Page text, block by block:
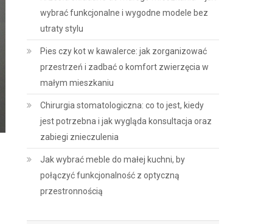
wybrać funkcjonalne i wygodne modele bez
utraty stylu
Pies czy kot w kawalerce: jak zorganizować
przestrzeń i zadbać o komfort zwierzęcia w
małym mieszkaniu
Chirurgia stomatologiczna: co to jest, kiedy
jest potrzebna i jak wygląda konsultacja oraz
zabiegi znieczulenia
Jak wybrać meble do małej kuchni, by
połączyć funkcjonalność z optyczną
przestronnością